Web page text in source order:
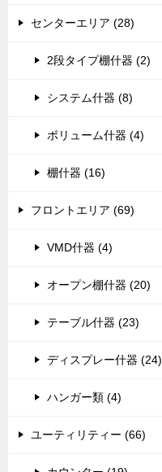
センターエリア (28)
2段タイプ棚什器 (2)
システム什器 (8)
ボリューム什器 (4)
棚什器 (16)
フロントエリア (69)
VMD什器 (4)
オープン棚什器 (20)
テーブル什器 (23)
ディスプレー什器 (24)
ハンガー類 (4)
ユーティリティー (66)